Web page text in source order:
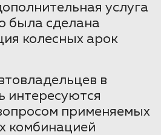
услуга
была сделана
колесных арок
в
интересуются
применяемых
комбинацией